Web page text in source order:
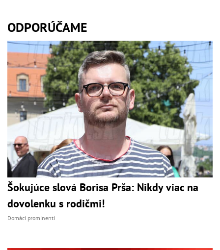
ODPORÚČAME
Šokujúce slová Borisa Prša: Nikdy viac na
dovolenku s rodičmi!
Domáci prominenti